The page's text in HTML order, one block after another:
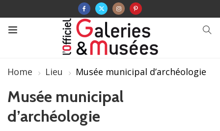
Home Lieu Musée municipal d’archéologie
Musée municipal
d’archéologie